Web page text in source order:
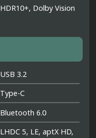
HDR10+, Dolby Vision
USB 3.2
Type-C
Bluetooth 6.0
LHDC 5, LE, aptX HD,